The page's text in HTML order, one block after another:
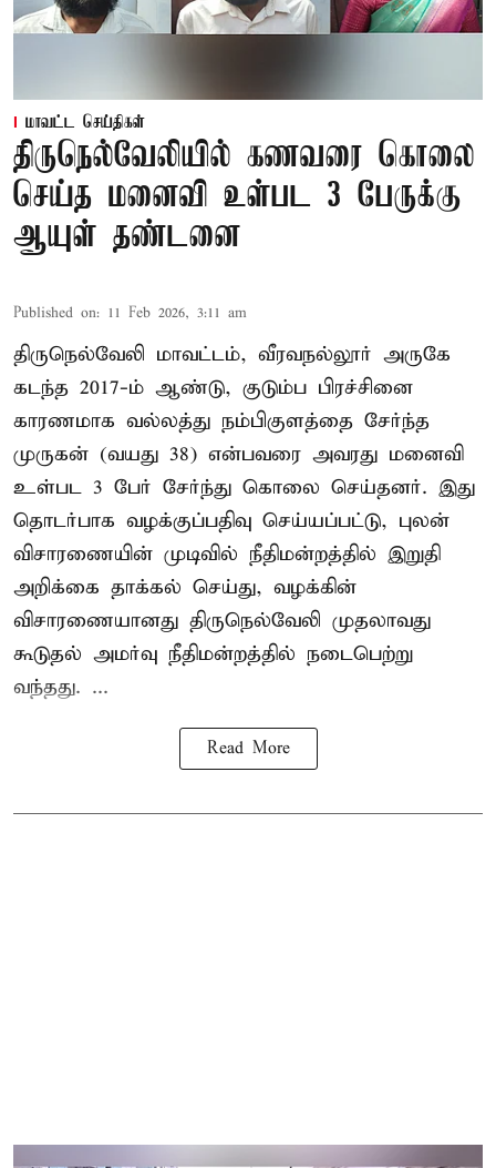
மாவட்ட செய்திகள்
திருநெல்வேலியில் கணவரை கொலை
செய்த மனைவி உள்பட 3 பேருக்கு
ஆயுள் தண்டனை
Published on: 11 Feb 2026, 3:11 am
திருநெல்வேலி மாவட்டம், வீரவநல்லூர் அருகே
கடந்த 2017-ம் ஆண்டு, குடும்ப பிரச்சினை
காரணமாக வல்லத்து நம்பிகுளத்தை சேர்ந்த
முருகன் (வயது 38) என்பவரை அவரது மனைவி
உள்பட 3 பேர் சேர்ந்து கொலை செய்தனர். இது
தொடர்பாக வழக்குப்பதிவு செய்யப்பட்டு, புலன்
விசாரணையின் முடிவில் நீதிமன்றத்தில் இறுதி
அறிக்கை தாக்கல் செய்து, வழக்கின்
விசாரணையானது திருநெல்வேலி முதலாவது
கூடுதல் அமர்வு நீதிமன்றத்தில் நடைபெற்று
வந்தது. ...
Read More